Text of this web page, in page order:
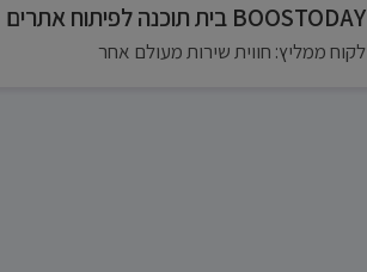
BOOSTODAY בית תוכנה לפיתוח אתרים
לקוח ממליץ: חווית שירות מעולם אחר